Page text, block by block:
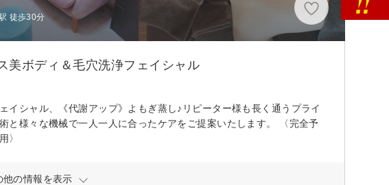
徒歩30分
美ボディ＆毛穴洗浄フェイシャル
イシャル、《代謝アップ》よもぎ蒸し♪リピーター様も長く通うプライ
と様々な機械で一人一人に合ったケアをご提案いたします。 〈完全予
〉
他の情報を表示